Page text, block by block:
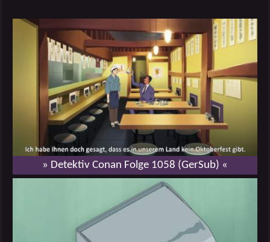
» Detektiv Conan Folge 1058 (GerSub) «